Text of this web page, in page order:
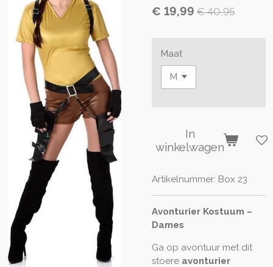
€ 19,99 € 40,95
Maat
In
winkelwagen
Artikelnummer: Box 23
Avonturier Kostuum –
Dames
Ga op avontuur met dit
stoere avonturier